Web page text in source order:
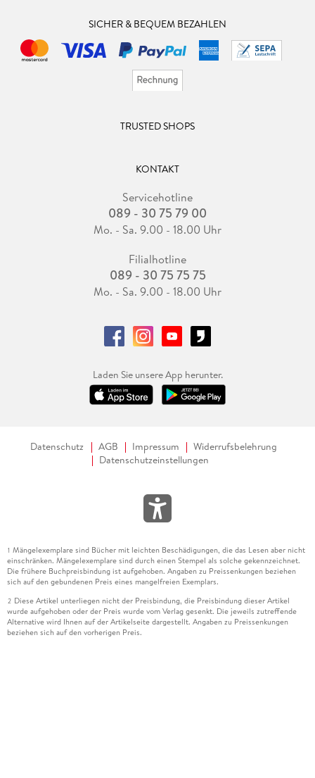
SICHER & BEQUEM BEZAHLEN
TRUSTED SHOPS
KONTAKT
Servicehotline
089 - 30 75 79 00
Mo. - Sa. 9.00 - 18.00 Uhr
Filialhotline
089 - 30 75 75 75
Mo. - Sa. 9.00 - 18.00 Uhr
Laden Sie unsere App herunter.
Datenschutz AGB Impressum
Widerrufsbelehrung
Datenschutzeinstellungen
1 Mängelexemplare sind Bücher mit leichten Beschädigungen, die das Lesen aber nicht
einschränken. Mängelexemplare sind durch einen Stempel als solche gekennzeichnet.
Die frühere Buchpreisbindung ist aufgehoben. Angaben zu Preissenkungen beziehen
sich auf den gebundenen Preis eines mangelfreien Exemplars.
2 Diese Artikel unterliegen nicht der Preisbindung, die Preisbindung dieser Artikel
wurde aufgehoben oder der Preis wurde vom Verlag gesenkt. Die jeweils zutreffende
Alternative wird Ihnen auf der Artikelseite dargestellt. Angaben zu Preissenkungen
beziehen sich auf den vorherigen Preis.